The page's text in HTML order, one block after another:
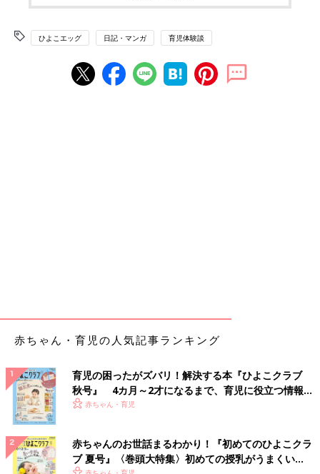
ひよこエッグ 日記・マンガ 育児体験談
赤ちゃん・育児の人気記事ランキング
育児の困ったがズバリ！解決する本『ひよこクラブ
秋号』 4カ月～2才になるまで、育児に役立つ情報が
いっぱい！
赤ちゃん・育児
赤ちゃんのお世話まるわかり！『初めてのひよこクラ
ブ 夏号』〈巻頭大特集〉初めての授乳がうまくい